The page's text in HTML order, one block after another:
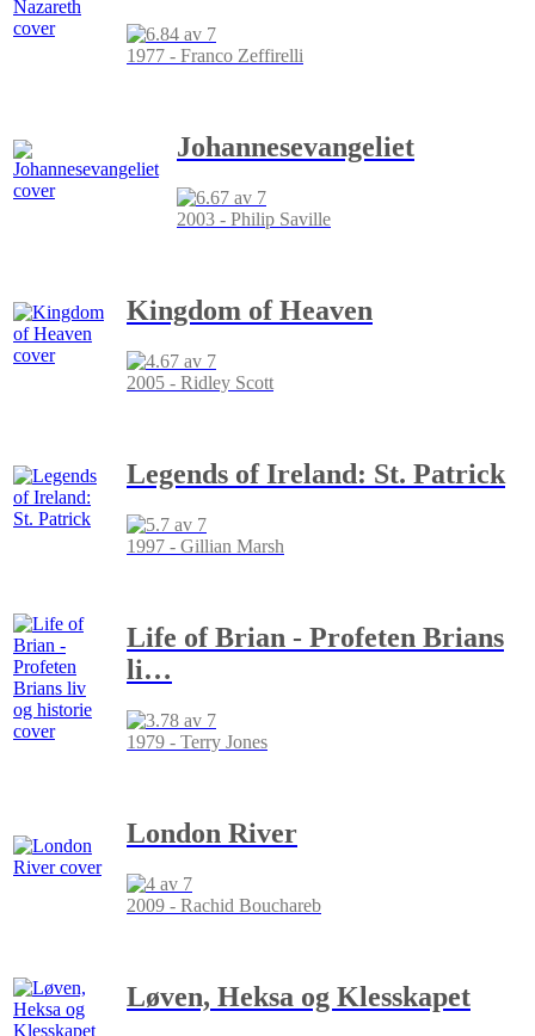
1977 - Franco Zeffirelli
Johannesevangeliet
2003 - Philip Saville
Kingdom of Heaven
2005 - Ridley Scott
Legends of Ireland: St. Patrick
1997 - Gillian Marsh
Life of Brian - Profeten Brians
li…
1979 - Terry Jones
London River
2009 - Rachid Bouchareb
Løven, Heksa og Klesskapet